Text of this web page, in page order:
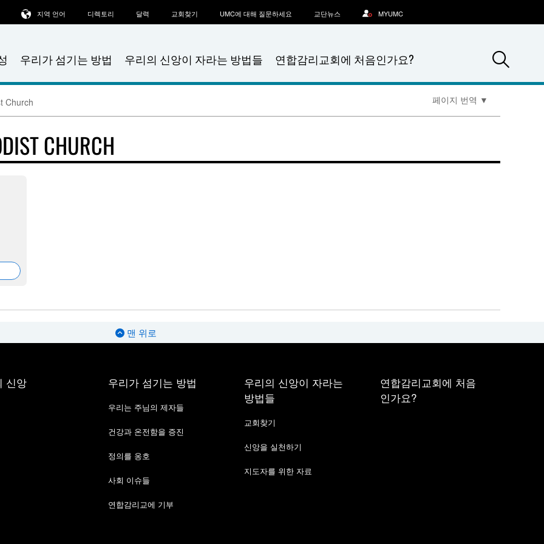
우리가 섬기는 방법 우리의 신앙이 자라는 방법들 연합감리교회에 처음인가요?
지역 언어 디렉토리 달력 교회찾기 UMC에 대해 질문하세요 교단뉴스 MYUMC
Church 페이지 번역 ▼
CHURCH
맨 위로
신앙 우리가 섬기는 방법
우리는 주님의 제자들
건강과 온전함을 증진
정의를 옹호
사회 이슈들
연합감리교에 기부
우리의 신앙이 자라는
방법들
교회찾기
신앙을 실천하기
지도자를 위한 자료
연합감리교회에 처음
인가요?